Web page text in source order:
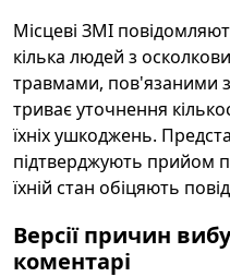
Місцеві ЗМІ
кілька людей з
травмами, пов'язаними
триває уточнення
їхніх ушкоджень.
підтверджують прийом
їхній стан обіцяють
Версії причин
коментарі